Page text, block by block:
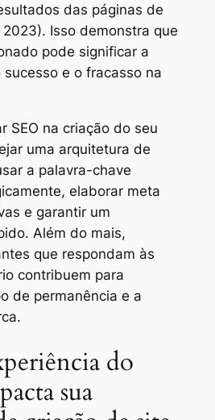
das páginas de
2023). Isso demonstra que
pode significar a
e o fracasso na
SEO na criação do seu
uma arquitetura de
a palavra-chave
elaborar meta
e garantir um
Além do mais,
que respondam às
contribuem para
de permanência e a
do
sua